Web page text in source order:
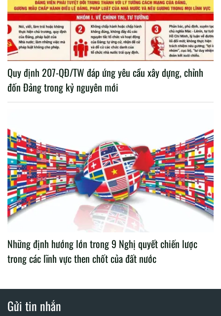
Quy định 207-QĐ/TW đáp ứng yêu cầu xây dựng, chỉnh
đốn Đảng trong kỷ nguyên mới
Những định hướng lớn trong 9 Nghị quyết chiến lược
trong các lĩnh vực then chốt của đất nước
Gửi tin nhắn